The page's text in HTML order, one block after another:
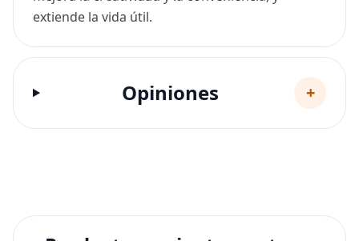
extiende la vida útil.
Opiniones +